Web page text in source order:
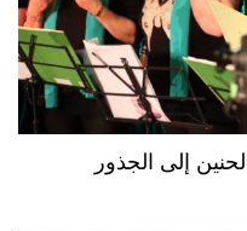
إلى الجذور